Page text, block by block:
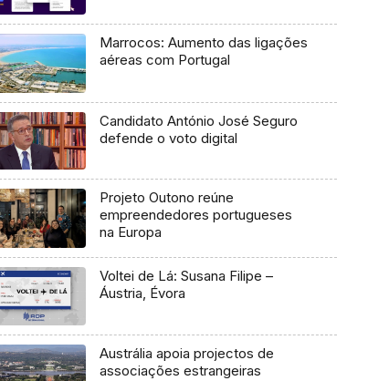
Marrocos: Aumento das ligações
aéreas com Portugal
Candidato António José Seguro
defende o voto digital
Projeto Outono reúne
empreendedores portugueses
na Europa
Voltei de Lá: Susana Filipe –
Áustria, Évora
Austrália apoia projectos de
associações estrangeiras